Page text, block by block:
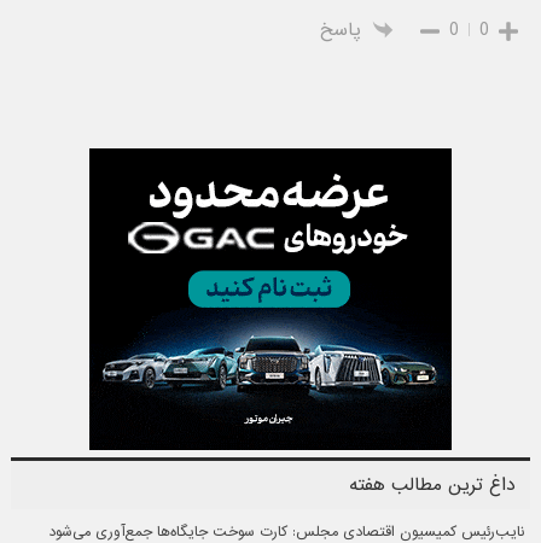
0
0 پاسخ
داغ ترین مطالب هفته
نایب‌رئیس کمیسیون اقتصادی مجلس: کارت سوخت جایگاه‌ها جمع‌آوری می‌شود